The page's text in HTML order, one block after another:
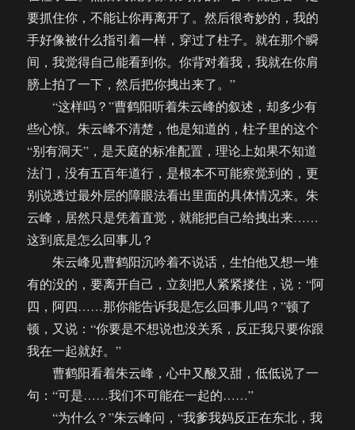
要抓住你，不能让你再离开了。然后很奇妙的，我的
手好像被什么指引着一样，穿过了柱子。就在那个瞬
间，我觉得自己能看到你。你背对着我，我就在你肩
膀上拍了一下，然后把你拽出来了。”
“这样吗？”曹鹤阳听着朱云峰的叙述，却多少有
些心惊。朱云峰不清楚，他是知道的，柱子里的这个
“别有洞天”，是天庭的标准配置，理论上如果不知道
法门，没有五百年道行，是根本不可能察觉到的，更
别说透过最外层的障眼法看出里面的具体情况来。朱
云峰，居然只是凭着直觉，就能把自己给拽出来……
这到底是怎么回事儿？
朱云峰见曹鹤阳沉吟着不说话，生怕他又想一堆
有的没的，要离开自己，立刻把人紧紧搂住，说：“阿
四，阿四……那你能告诉我是怎么回事儿吗？”顿了
顿，又说：“你要是不想说也没关系，反正我只要你跟
我在一起就好。”
曹鹤阳看着朱云峰，心中又酸又甜，低低说了一
句：“可是……我们不可能在一起的……”
“为什么？”朱云峰问，“我爹我妈反正在东北，我